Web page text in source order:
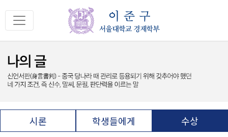
시론 학생들에게 수상